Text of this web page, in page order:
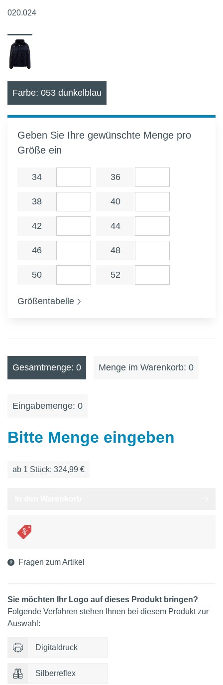
020.024
Farbe: 053 dunkelblau
Geben Sie Ihre gewünschte Menge pro
Größe ein
34 36
38 40
42 44
46 48
50 52
Größentabelle
Gesamtmenge: 0 Menge im Warenkorb: 0
Eingabemenge: 0
Bitte Menge eingeben
ab 1 Stück: 324,99 €
Fragen zum Artikel
Sie möchten Ihr Logo auf dieses Produkt bringen?
Folgende Verfahren stehen Ihnen bei diesem Produkt zur
Auswahl:
Digitaldruck
Silberreflex